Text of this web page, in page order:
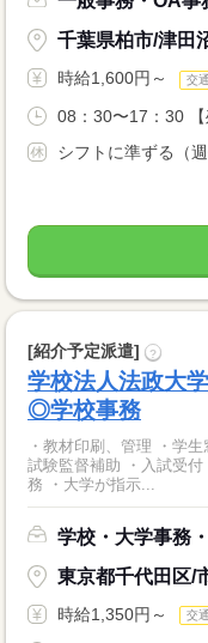
千葉県柏市/津田
時給1,600円～ 交
08：30〜17：30
シフトに準ずる（週
[紹介予定派遣] ?
学校法人法政大
◎学校事務
・教材印刷、管理 ・学
試験監督補助 ・入試受
務 ・大学が指示...
学校・大学事務
東京都千代田区/
時給1,350円～ 交